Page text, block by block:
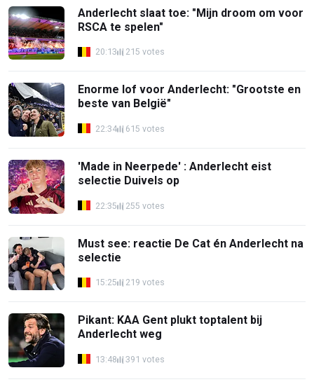
Anderlecht slaat toe: "Mijn droom om voor
RSCA te spelen"
20:13 215 votes
Enorme lof voor Anderlecht: "Grootste en
beste van België"
22:34 615 votes
'Made in Neerpede' : Anderlecht eist
selectie Duivels op
22:35 255 votes
Must see: reactie De Cat én Anderlecht na
selectie
15:25 219 votes
Pikant: KAA Gent plukt toptalent bij
Anderlecht weg
13:48 391 votes